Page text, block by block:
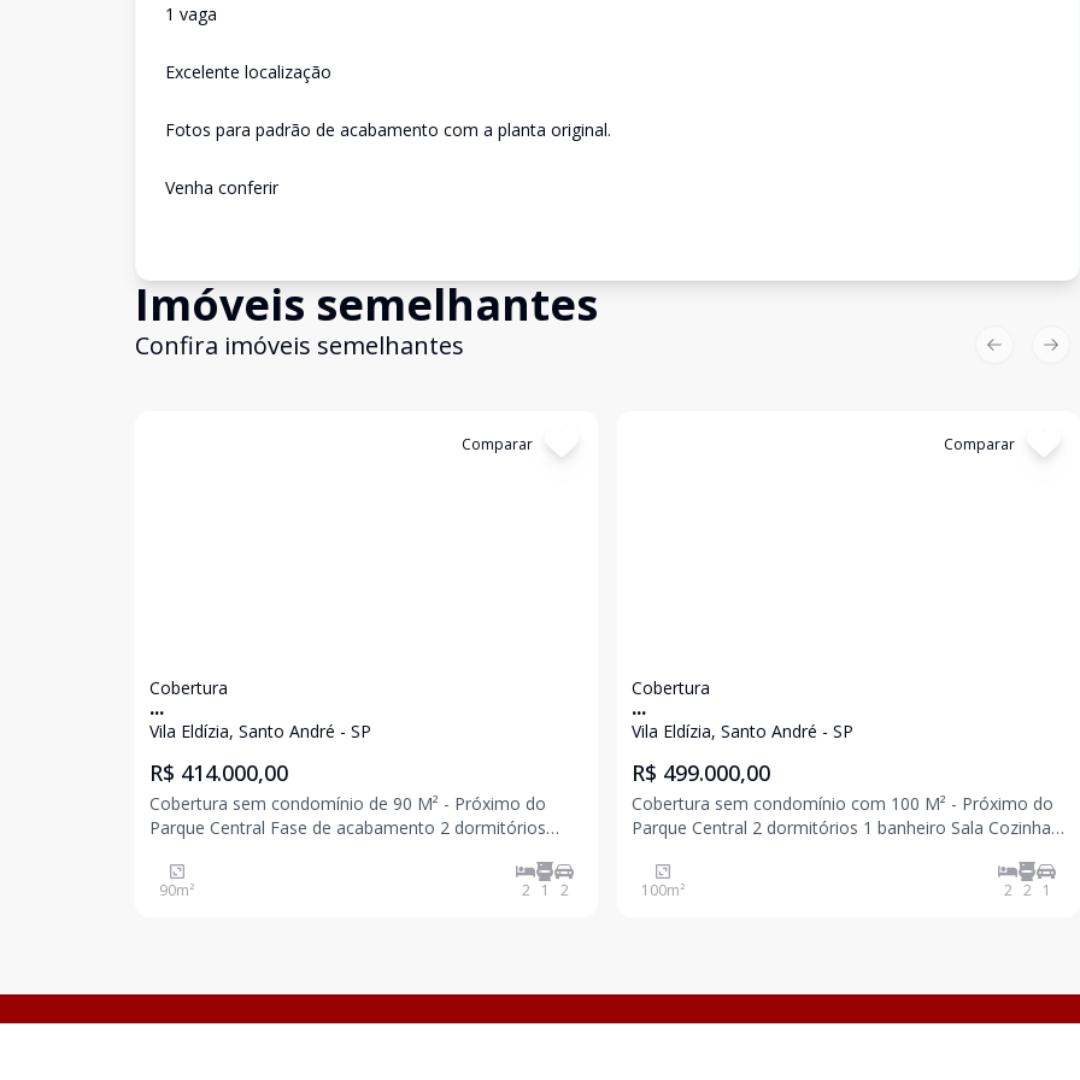
1 vaga
Excelente localização
Fotos para padrão de acabamento com a planta original.
Venha conferir
Imóveis semelhantes
Confira imóveis semelhantes
Comparar
Cobertura
...
Vila Eldízia, Santo André - SP
R$ 414.000,00
Cobertura sem condomínio de 90 M² - Próximo do
Parque Central Fase de acabamento 2 dormitórios
cobertura Área de serviço 2 vagas Excelente
90m² 2 1 2
Comparar
Cobertura
...
Vila Eldízia, Santo André - SP
R$ 499.000,00
Cobertura sem condomínio com 100 M² - Próximo do
Parque Central 2 dormitórios 1 banheiro Sala Cozinha
1 vaga Fica no imóvel: Sofá, rack, cadeiras, forno,
fogão, lava louça, cama de casal, Gel
100m² 2 2 1
Previous